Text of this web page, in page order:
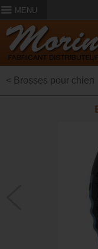
MENU
< Brosses pour chien